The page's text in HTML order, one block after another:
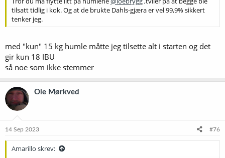
tilsatt tidlig i kok. Og at de brukte Dahls-gjæra er vel 99,9% sikkert
tenker jeg.
med "kun" 15 kg humle måtte jeg tilsette alt i starten og det
gir kun 18 IBU
så noe som ikke stemmer
Ole Mørkved
14 Sep 2023 #76
Amarillo skrev: